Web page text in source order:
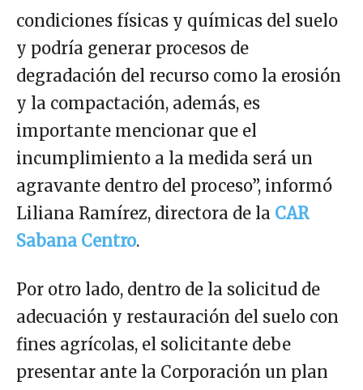
condiciones físicas y químicas del suelo
y podría generar procesos de
degradación del recurso como la erosión
y la compactación, además, es
importante mencionar que el
incumplimiento a la medida será un
agravante dentro del proceso”, informó
Liliana Ramírez, directora de la CAR
Sabana Centro.
Por otro lado, dentro de la solicitud de
adecuación y restauración del suelo con
fines agrícolas, el solicitante debe
presentar ante la Corporación un plan